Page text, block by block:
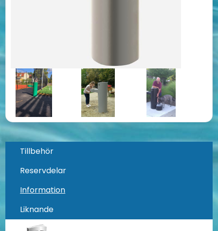
Tillbehör
Reservdelar
Information
Liknande